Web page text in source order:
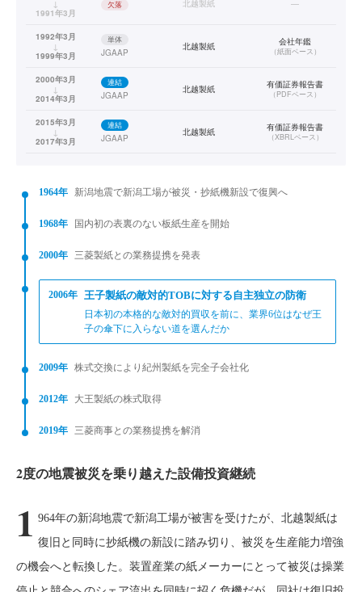
↓
1991年3月
欠落 北越製紙 —
1992年3月
↓
1999年3月
単体
JGAAP
北越製紙 会社年鑑
（紙面ベース）
2000年3月
↓
2014年3月
連結
JGAAP
北越製紙 有価証券報告書
（PDFベース）
2015年3月
↓
2017年3月
連結
JGAAP
北越製紙 有価証券報告書
（XBRLベース）
2020年3月
1964年 新潟地震で新潟工場が被災・抄紙機新設で復興へ
1968年 国内初の表裏のない板紙生産を開始
2000年 三菱製紙との業務提携を発表
2006年 王子製紙の敵対的TOBに対する自主独立の防衛
日本初の本格的な敵対的買収を前に、業界6位はなぜ王
子の傘下に入らない道を選んだか
2009年 株式交換により紀州製紙を完全子会社化
2012年 大王製紙の株式取得
2019年 三菱商事との業務提携を解消
2度の地震被災を乗り越えた設備投資継続
1 964年の新潟地震で新潟工場が被害を受けたが、北越製紙は
復旧と同時に抄紙機の新設に踏み切り、被災を生産能力増強
の機会へと転換した。装置産業の紙メーカーにとって被災は操業